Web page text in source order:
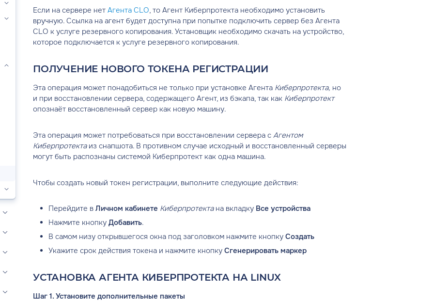
Если на сервере нет Агента CLO, то Агент Киберпротекта необходимо установить
вручную. Ссылка на агент будет доступна при попытке подключить сервер без Агента
CLO к услуге резервного копирования. Установщик необходимо скачать на устройство,
которое подключается к услуге резервного копирования.
ПОЛУЧЕНИЕ НОВОГО ТОКЕНА РЕГИСТРАЦИИ
Эта операция может понадобиться не только при установке Агента Киберпротекта, но
и при восстановлении сервера, содержащего Агент, из бэкапа, так как Киберпротект
опознаёт восстановленный сервер как новую машину.
Эта операция может потребоваться при восстановлении сервера с Агентом
Киберпротектаиз снапшота. В противном случае исходный и восстановленный серверы
могут быть распознаны системой Киберпротект как одна машина.
Чтобы создать новый токен регистрации, выполните следующие действия:
Перейдите в Личном кабинете Киберпротекта на вкладку Все устройства
Нажмите кнопку Добавить.
В самом низу открывшегося окна под заголовком нажмите кнопку Создать
Укажите срок действия токена и нажмите кнопку Сгенерировать маркер
УСТАНОВКА АГЕНТА КИБЕРПРОТЕКТА НА LINUX
Шаг 1. Установите дополнительные пакеты